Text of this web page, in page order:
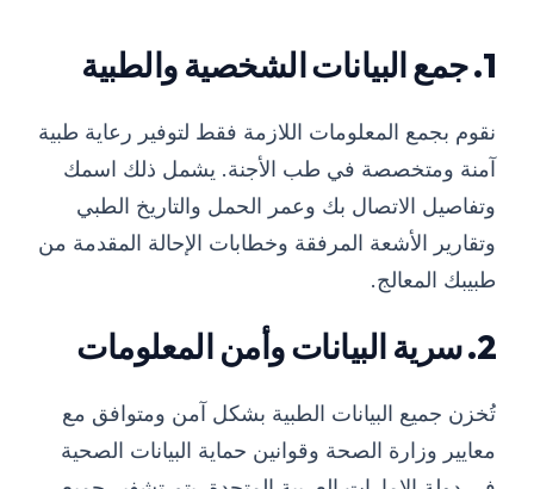
1. جمع البيانات الشخصية والطبية
نقوم بجمع المعلومات اللازمة فقط لتوفير رعاية طبية
آمنة ومتخصصة في طب الأجنة. يشمل ذلك اسمك
وتفاصيل الاتصال بك وعمر الحمل والتاريخ الطبي
وتقارير الأشعة المرفقة وخطابات الإحالة المقدمة من
طبيبك المعالج.
2. سرية البيانات وأمن المعلومات
تُخزن جميع البيانات الطبية بشكل آمن ومتوافق مع
معايير وزارة الصحة وقوانين حماية البيانات الصحية